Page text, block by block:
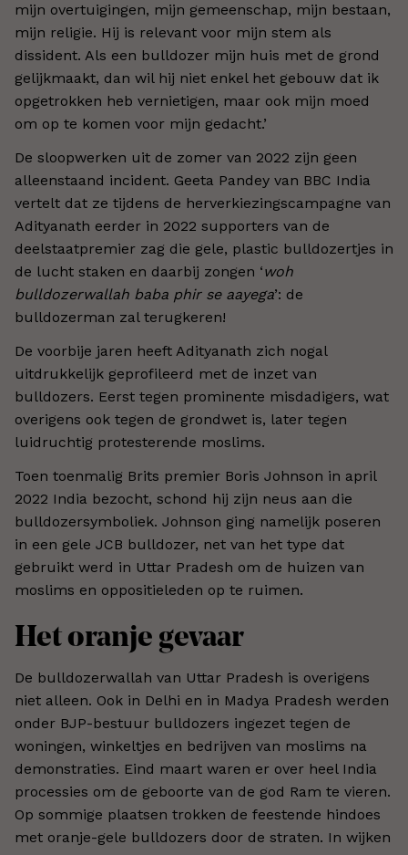
mijn overtuigingen, mijn gemeenschap, mijn bestaan,
mijn religie. Hij is relevant voor mijn stem als
dissident. Als een bulldozer mijn huis met de grond
gelijkmaakt, dan wil hij niet enkel het gebouw dat ik
opgetrokken heb vernietigen, maar ook mijn moed
om op te komen voor mijn gedacht.’
De sloopwerken uit de zomer van 2022 zijn geen
alleenstaand incident. Geeta Pandey van BBC India
vertelt dat ze tijdens de herverkiezingscampagne van
Adityanath eerder in 2022 supporters van de
deelstaatpremier zag die gele, plastic bulldozertjes in
de lucht staken en daarbij zongen ‘woh
bulldozerwallah baba phir se aayega’: de
bulldozerman zal terugkeren!
De voorbije jaren heeft Adityanath zich nogal
uitdrukkelijk geprofileerd met de inzet van
bulldozers. Eerst tegen prominente misdadigers, wat
overigens ook tegen de grondwet is, later tegen
luidruchtig protesterende moslims.
Toen toenmalig Brits premier Boris Johnson in april
2022 India bezocht, schond hij zijn neus aan die
bulldozersymboliek. Johnson ging namelijk poseren
in een gele JCB bulldozer, net van het type dat
gebruikt werd in Uttar Pradesh om de huizen van
moslims en oppositieleden op te ruimen.
Het oranje gevaar
De bulldozerwallah van Uttar Pradesh is overigens
niet alleen. Ook in Delhi en in Madya Pradesh werden
onder BJP-bestuur bulldozers ingezet tegen de
woningen, winkeltjes en bedrijven van moslims na
demonstraties. Eind maart waren er over heel India
processies om de geboorte van de god Ram te vieren.
Op sommige plaatsen trokken de feestende hindoes
met oranje-gele bulldozers door de straten. In wijken